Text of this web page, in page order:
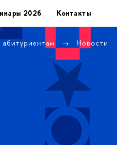
2026 Контакты
Новости